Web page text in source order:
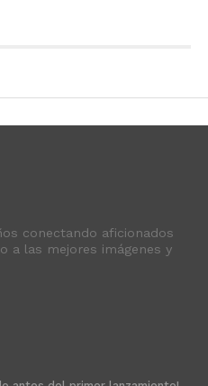
conectando aficionados
a las mejores imágenes y